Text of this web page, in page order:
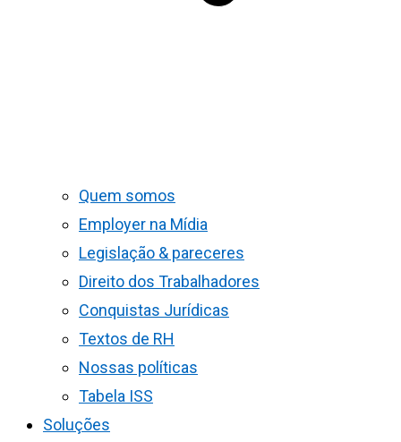
Quem somos
Employer na Mídia
Legislação & pareceres
Direito dos Trabalhadores
Conquistas Jurídicas
Textos de RH
Nossas políticas
Tabela ISS
Soluções